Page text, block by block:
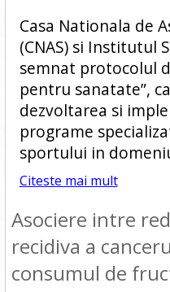
Casa Nationala de
(CNAS) si Institutul
semnat protocolul
pentru sanatate”,
dezvoltarea si
programe
sportului in
Citeste mai mult
Asociere intre
recidiva a
consumul de